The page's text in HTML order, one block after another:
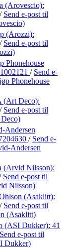
(Arovescio):
/ Send e-post til
(Arozzi):
/ Send e-post til
Phonehouse
/ Send e-
Phonehouse
(Art Deco):
/ Send e-post til
Andersen
/ Send e-
Andersen
(Arvid Nilsson):
Send e-post til
Nilsson)
(Asaklitt):
/ Send e-post til
(Asaklitt)
(ASI Dukker): 41
Send e-post til
Dukker)